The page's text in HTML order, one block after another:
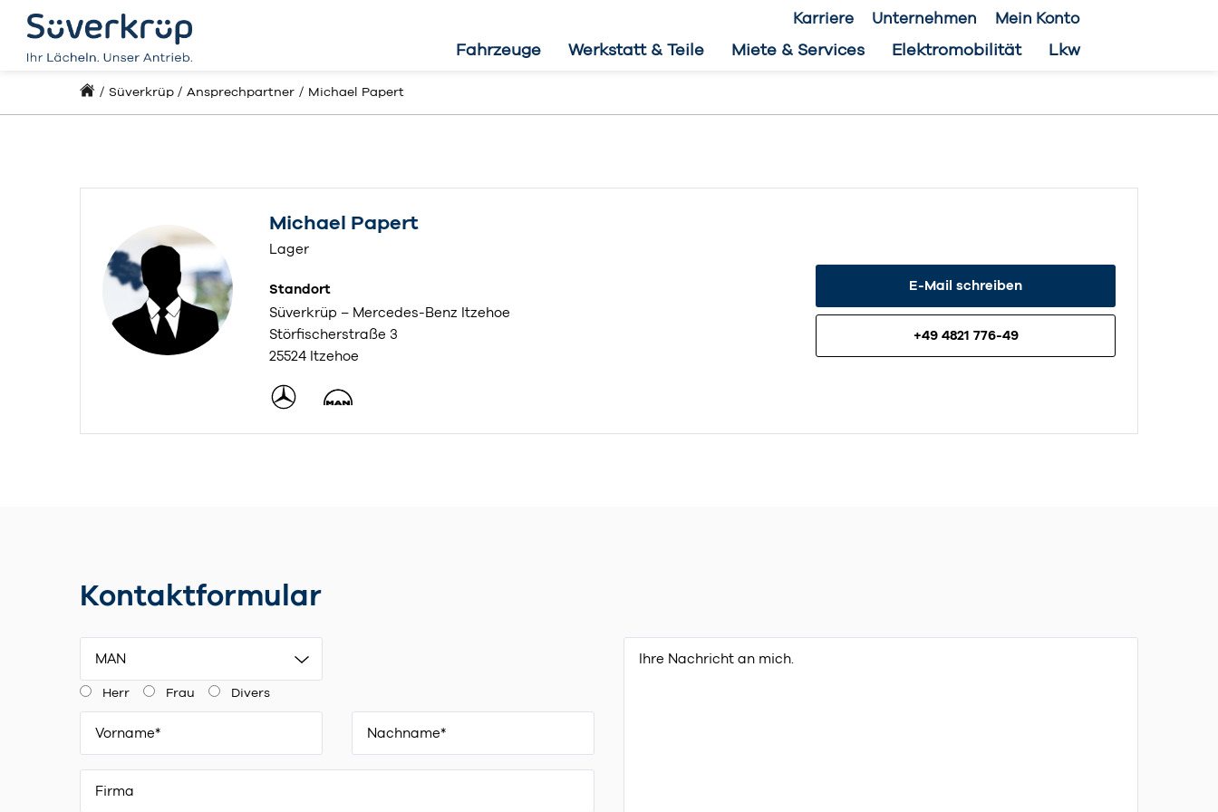
Karriere Unternehmen Mein Konto
Fahrzeuge Werkstatt & Teile Miete & Services Elektromobilität Lkw
Süverkrüp Ansprechpartner Michael Papert
Michael Papert
Lager
Standort
Süverkrüp – Mercedes-Benz Itzehoe
Störfischerstraße 3
25524 Itzehoe
E-Mail schreiben
+49 4821 776-49
Kontaktformular
MAN
Herr Frau Divers